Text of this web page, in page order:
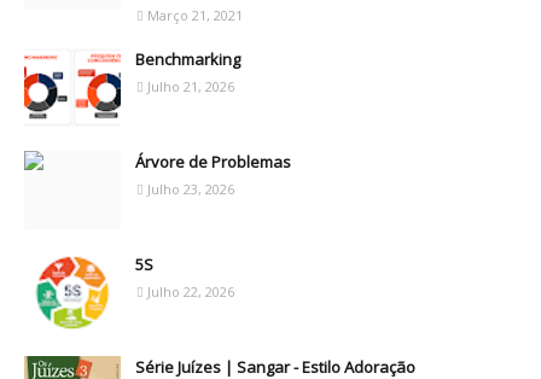
Março 21, 2021
Benchmarking
Julho 21, 2026
Árvore de Problemas
Julho 23, 2026
5S
Julho 22, 2026
Série Juízes | Sangar - Estilo Adoração